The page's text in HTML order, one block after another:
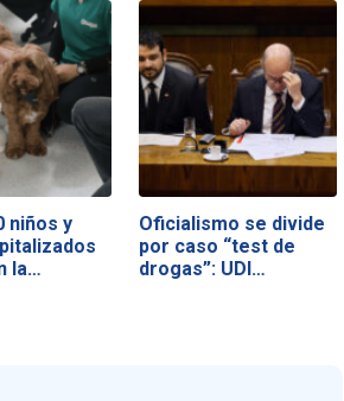
niños y
la…
Oficialismo se divide
por caso “test de
drogas”: UDI…